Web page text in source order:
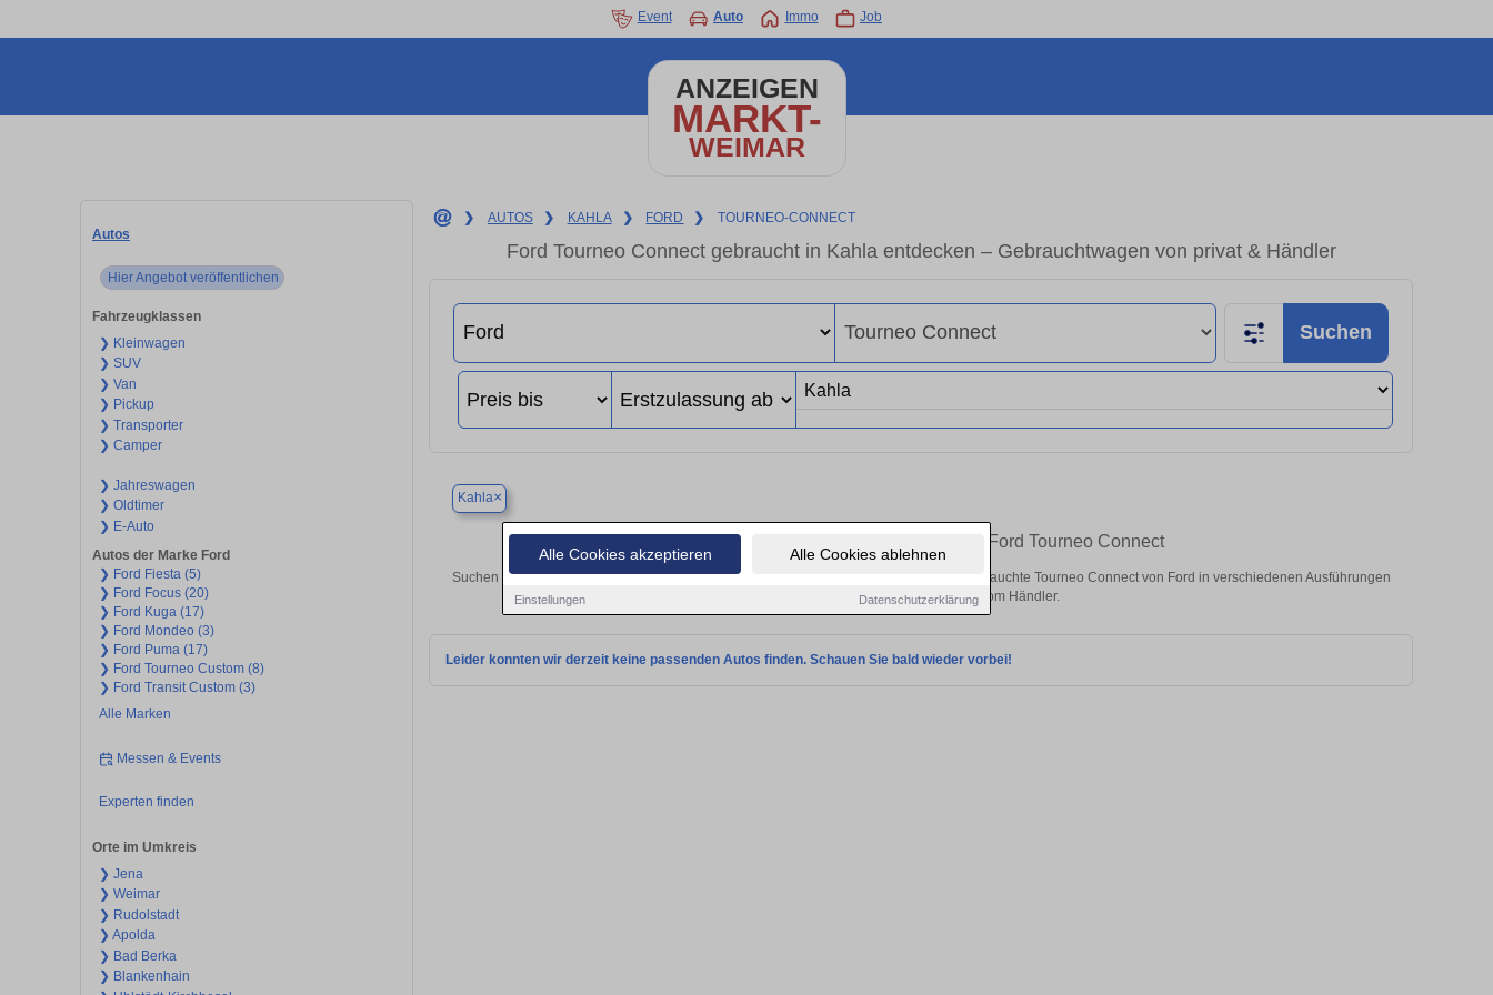
Alle Cookies akzeptieren Alle Cookies ablehnen
Einstellungen Datenschutzerklärung
Event Auto Immo Job
ANZEIGEN
MARKT-
WEIMAR
Autos
Hier Angebot veröffentlichen
Fahrzeugklassen
❯ Kleinwagen
❯ SUV
❯ Van
❯ Pickup
❯ Transporter
❯ Camper
❯ Jahreswagen
❯ Oldtimer
❯ E-Auto
Autos der Marke Ford
❯ Ford Fiesta (5)
❯ Ford Focus (20)
❯ Ford Kuga (17)
❯ Ford Mondeo (3)
❯ Ford Puma (17)
❯ Ford Tourneo Custom (8)
❯ Ford Transit Custom (3)
Alle Marken
Messen & Events
Experten finden
Orte im Umkreis
❯ Jena
❯ Weimar
❯ Rudolstadt
❯ Apolda
❯ Bad Berka
❯ Blankenhain
❯ AUTOS ❯ KAHLA ❯ FORD ❯ TOURNEO-CONNECT
Ford Tourneo Connect gebraucht in Kahla entdecken – Gebrauchtwagen von privat & Händler
Suchen
Kahla×
Finden Sie in Kahla Ihren gebrauchten Ford Tourneo Connect
Suchen Sie in Kahla einen Ford Tourneo Connect Gebrauchtwagen? Entdecken Sie gebrauchte Tourneo Connect von Ford in verschiedenen Ausführungen
und Preisklassen von privat und vom Händler.
Leider konnten wir derzeit keine passenden Autos finden. Schauen Sie bald wieder vorbei!